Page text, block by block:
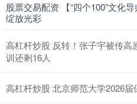
股票交易配资 【“四个100”文化
绽放光彩
高杠杆炒股 反转！张子宇被传
训还剩16人
高杠杆炒股 北京师范大学2026